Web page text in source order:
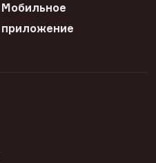
Мобильное
приложение